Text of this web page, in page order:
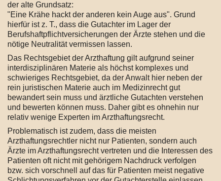
der alte Grundsatz:
"Eine Krähe hackt der anderen kein Auge aus". Grund
hierfür ist z. T., dass die Gutachter im Lager der
Berufshaftpflichtversicherungen der Ärzte stehen und die
nötige Neutralität vermissen lassen.
Das Rechtsgebiet der Arzthaftung gilt aufgrund seiner
interdisziplinären Materie als höchst komplexes und
schwieriges Rechtsgebiet, da der Anwalt hier neben der
rein juristischen Materie auch im Medizinrecht gut
bewandert sein muss und ärztliche Gutachten verstehen
und bewerten können muss. Daher gibt es ohnehin nur
relativ wenige Experten im Arzthaftungsrecht.
Problematisch ist zudem, dass die meisten
Arzthaftungsrechtler nicht nur Patienten, sondern auch
Ärzte im Arzthaftungsrecht vertreten und die Interessen des
Patienten oft nicht mit gehörigem Nachdruck verfolgen
bzw. sich vorschnell auf das für Patienten meist negative